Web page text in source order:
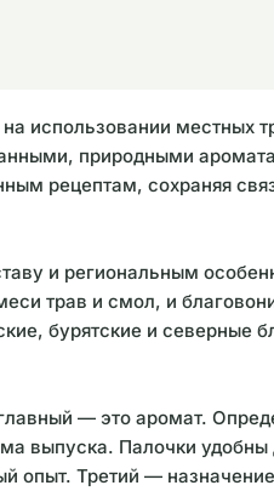
использовании местных
природными
рецептам, сохраняя
и региональным
трав и смол, и
бурятские и северные
— это аромат.
выпуска. Палочки удобны
опыт. Третий —